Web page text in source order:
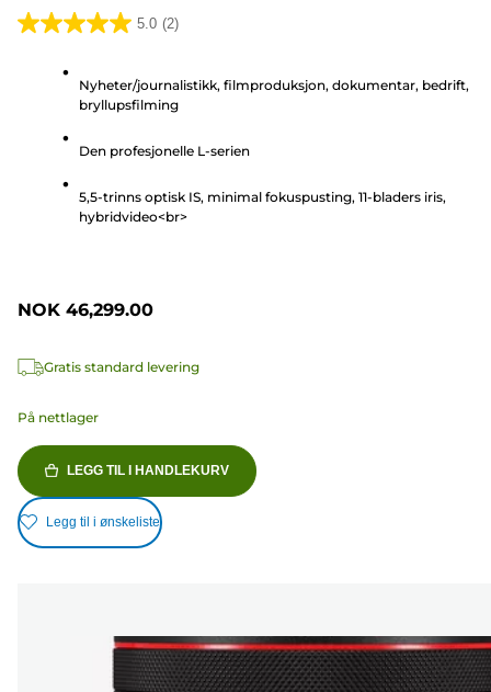
5.0 (2)
5.0
stjerner.
Nyheter/journalistikk, filmproduksjon, dokumentar, bedrift,
bryllupsfilming
Den profesjonelle L-serien
5,5-trinns optisk IS, minimal fokuspusting, 11-bladers iris,
hybridvideo<br>
NOK 46,299.00
Gratis standard levering
På nettlager
LEGG TIL I HANDLEKURV
Legg til i ønskeliste